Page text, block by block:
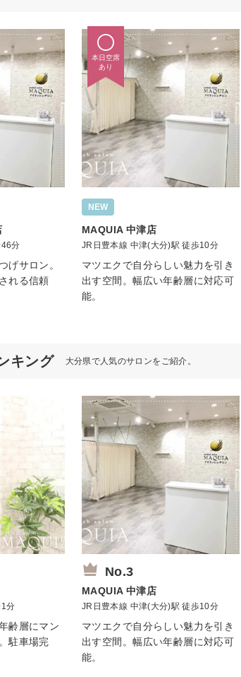
分
げサロン。
れる信頼
本日空席
あり
NEW
MAQUIA 中津店
JR日豊本線 中津(大分)駅 徒歩10分
マツエクで自分らしい魅力を引き
出す空間。幅広い年齢層に対応可
能。
キング 大分県で人気のサロンをご紹介。
分
齢層にマン
駐車場完
No.3
MAQUIA 中津店
JR日豊本線 中津(大分)駅 徒歩10分
マツエクで自分らしい魅力を引き
出す空間。幅広い年齢層に対応可
能。